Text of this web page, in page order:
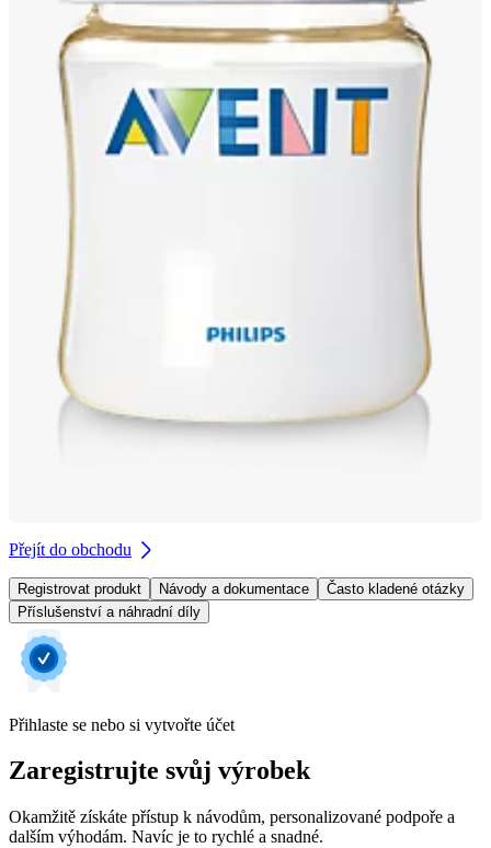
Přejít do obchodu
Registrovat produkt Návody a dokumentace
Často kladené otázky
Příslušenství a náhradní díly
Přihlaste se nebo si vytvořte účet
Zaregistrujte svůj výrobek
Okamžitě získáte přístup k návodům, personalizované podpoře a
dalším výhodám. Navíc je to rychlé a snadné.